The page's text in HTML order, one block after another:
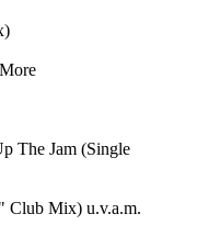
The Jam (Single
Club Mix) u.v.a.m.